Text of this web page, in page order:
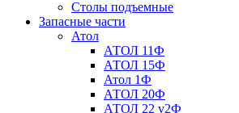
Столы подъемные
Запасные части
Атол
АТОЛ 11Ф
АТОЛ 15Ф
Атол 1Ф
АТОЛ 20Ф
АТОЛ 22 v2Ф